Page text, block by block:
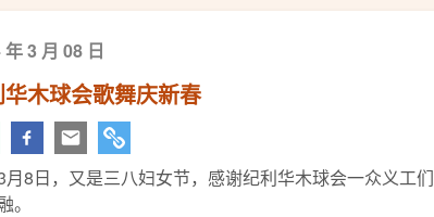
3 月 08 日
木球会歌舞庆新春
月8日，又是三八妇女节，感谢纪利华木球会一众义工
。